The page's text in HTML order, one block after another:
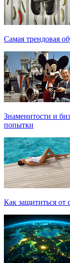
Самая трендовая
Знаменитости и
попытки
Как защититься от